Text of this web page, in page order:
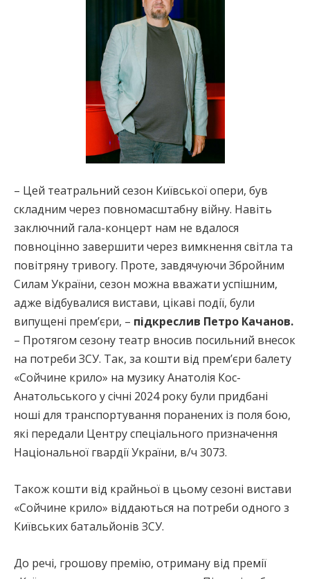
– Цей театральний сезон Київської опери, був
складним через повномасштабну війну. Навіть
заключний гала-концерт нам не вдалося
повноцінно завершити через вимкнення світла та
повітряну тривогу. Проте, завдячуючи Збройним
Силам України, сезон можна вважати успішним,
адже відбувалися вистави, цікаві події, були
випущені прем’єри, – підкреслив Петро Качанов.
– Протягом сезону театр вносив посильний внесок
на потреби ЗСУ. Так, за кошти від прем’єри балету
«Сойчине крило» на музику Анатолія Кос-
Анатольського у січні 2024 року були придбані
ноші для транспортування поранених із поля бою,
які передали Центру спеціального призначення
Національної гвардії України, в/ч 3073.
Також кошти від крайньої в цьому сезоні вистави
«Сойчине крило» віддаються на потреби одного з
Київських батальйонів ЗСУ.
До речі, грошову премію, отриману від премії